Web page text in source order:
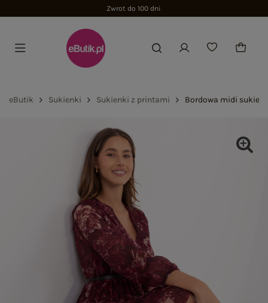
Zwrot do 100 dni
eButik Sukienki Sukienki z printami Bordowa midi